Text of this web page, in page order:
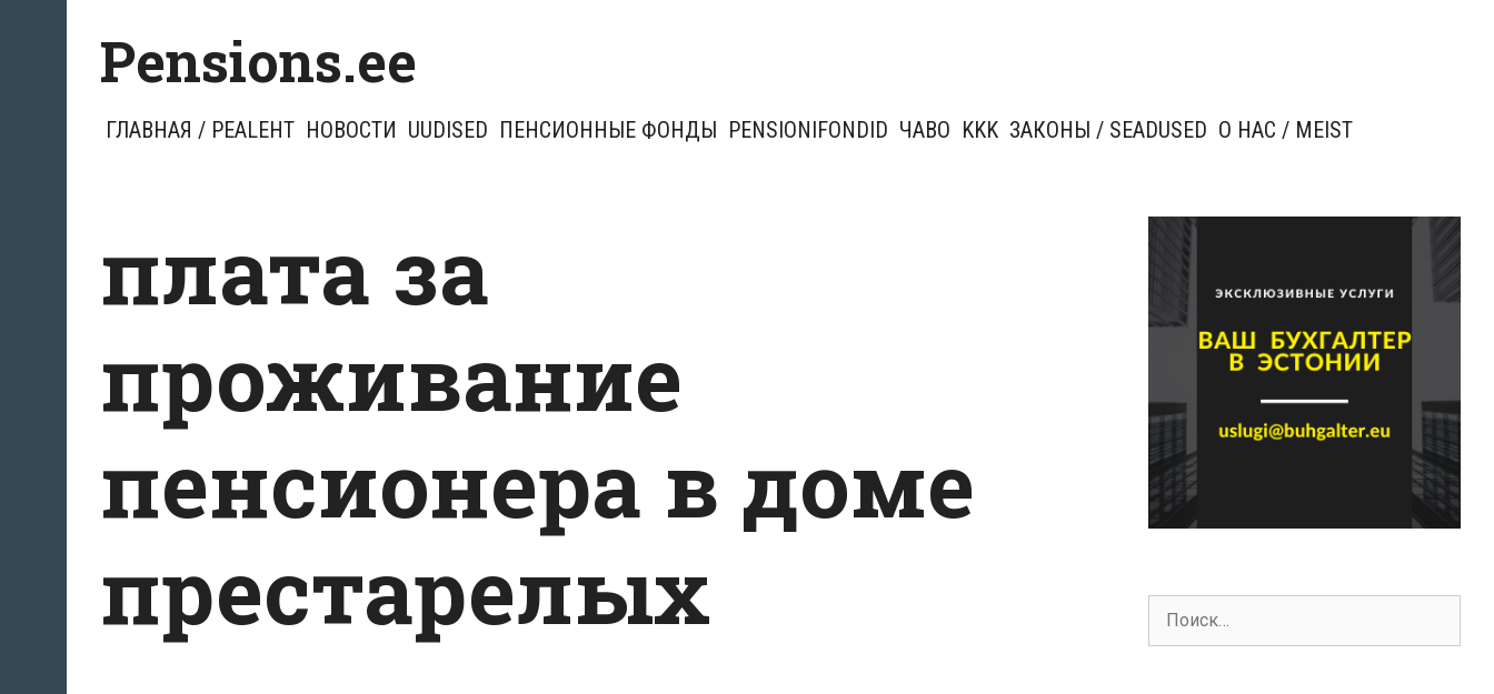
содержимому
Pensions.ee
ГЛАВНАЯ / PEALEHT НОВОСТИ UUDISED ПЕНСИОННЫЕ ФОНДЫ PENSIONIFONDID ЧАВО KKK ЗАКОНЫ / SEADUSED О НАС / MEIST
плата за
проживание
пенсионера в доме
престарелых
Поиск
для: